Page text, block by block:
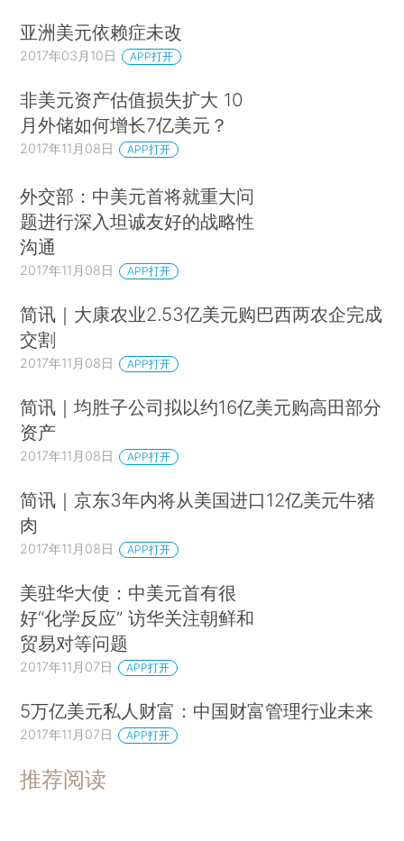
亚洲美元依赖症未改
2017年03月10日 APP打开
非美元资产估值损失扩大 10
月外储如何增长7亿美元？
2017年11月08日 APP打开
外交部：中美元首将就重大问
题进行深入坦诚友好的战略性
沟通
2017年11月08日 APP打开
简讯｜大康农业2.53亿美元购巴西两农企完成
交割
2017年11月08日 APP打开
简讯｜均胜子公司拟以约16亿美元购高田部分
资产
2017年11月08日 APP打开
简讯｜京东3年内将从美国进口12亿美元牛猪
肉
2017年11月08日 APP打开
美驻华大使：中美元首有很
好“化学反应” 访华关注朝鲜和
贸易对等问题
2017年11月07日 APP打开
5万亿美元私人财富：中国财富管理行业未来
2017年11月07日 APP打开
推荐阅读